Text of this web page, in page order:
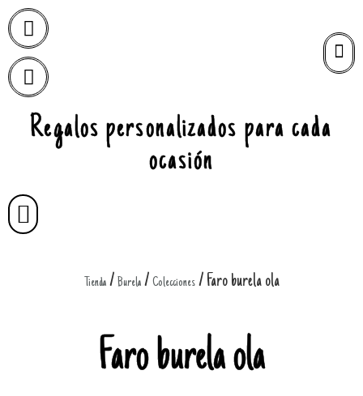
Regalos personalizados para cada
ocasión
Tienda/ Burela/ Colecciones/ Faro burela ola
Faro burela ola